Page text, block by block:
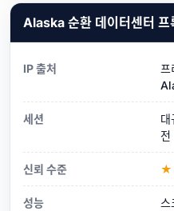
Alaska 순환 데이터센터 프
IP 출처
프
세션
대
전
신뢰 수준
성능
스